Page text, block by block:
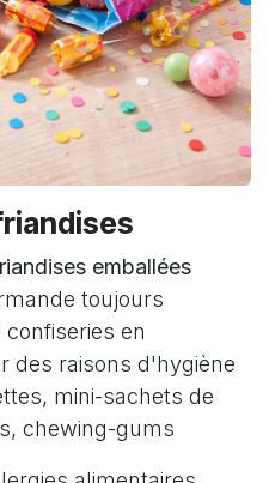
emballées
toujours
confiseries en
des raisons d'hygiène
mini-sachets de
chewing-gums